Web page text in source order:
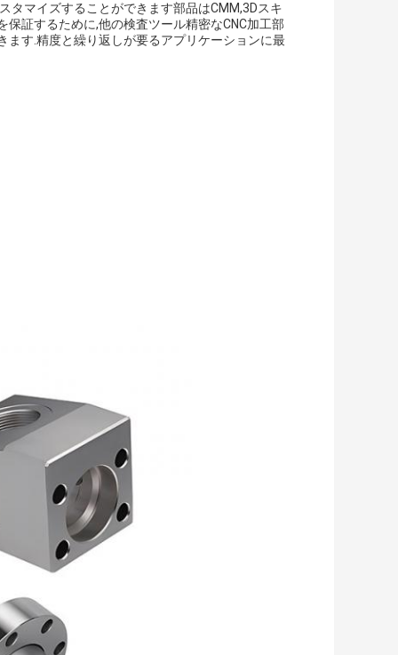
タマイズすることができます部品はCMM,3Dスキ
証するために,他の検査ツール精密なCNC加工部
す.精度と繰り返しが要るアプリケーションに最